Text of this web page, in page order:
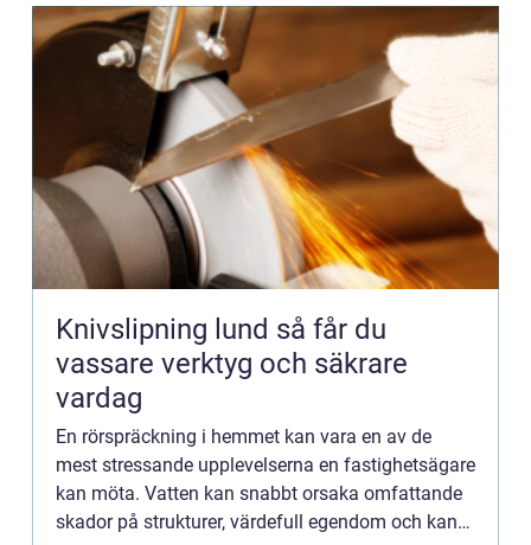
Knivslipning lund så får du
vassare verktyg och säkrare
vardag
En rörspräckning i hemmet kan vara en av de
mest stressande upplevelserna en fastighetsägare
kan möta. Vatten kan snabbt orsaka omfattande
skador på strukturer, värdefull egendom och kan